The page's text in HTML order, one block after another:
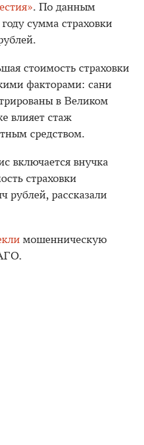
. По данным
сумма страховки
стоимость страховки
факторами: сани
в Великом
влияет стаж
средством.
включается внучка
страховки
рублей, рассказали
мошенническую